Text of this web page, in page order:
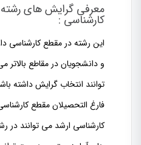
معرفی گرایش های رشته
کارشناسی :
این رشته در مقطع کارشناسی
و دانشجویان در مقاطع بالاتر
توانند انتخاب گرایش داشته
فارغ التحصیلان مقطع
کارشناسی ارشد می توانند در